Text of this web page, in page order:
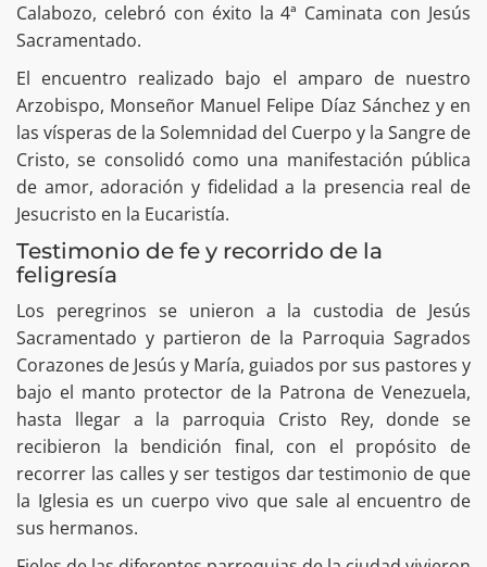
Calabozo, celebró con éxito la 4ª Caminata con Jesús
Sacramentado.
El encuentro realizado bajo el amparo de nuestro
Arzobispo, Monseñor Manuel Felipe Díaz Sánchez y en
las vísperas de la Solemnidad del Cuerpo y la Sangre de
Cristo, se consolidó como una manifestación pública
de amor, adoración y fidelidad a la presencia real de
Jesucristo en la Eucaristía.
Testimonio de fe y recorrido de la
feligresía
Los peregrinos se unieron a la custodia de Jesús
Sacramentado y partieron de la Parroquia Sagrados
Corazones de Jesús y María, guiados por sus pastores y
bajo el manto protector de la Patrona de Venezuela,
hasta llegar a la parroquia Cristo Rey, donde se
recibieron la bendición final, con el propósito de
recorrer las calles y ser testigos dar testimonio de que
la Iglesia es un cuerpo vivo que sale al encuentro de
sus hermanos.